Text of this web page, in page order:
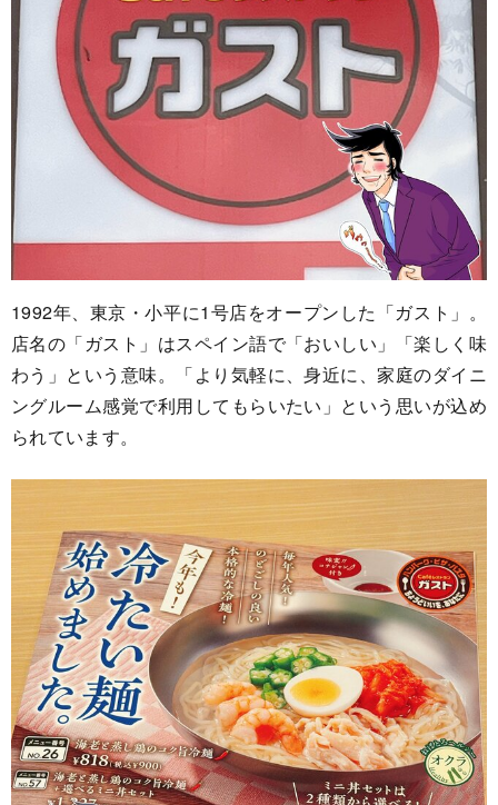
1992年、東京・小平に1号店をオープンした「ガスト」。
店名の「ガスト」はスペイン語で「おいしい」「楽しく味
わう」という意味。「より気軽に、身近に、家庭のダイニ
ングルーム感覚で利用してもらいたい」という思いが込め
られています。